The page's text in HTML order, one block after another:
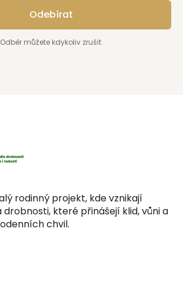
Odebírat
Odběr můžete kdykoliv zrušit.
rodinný projekt, kde vznikají
drobnosti, které přinášejí klid, vůni a
chvil.